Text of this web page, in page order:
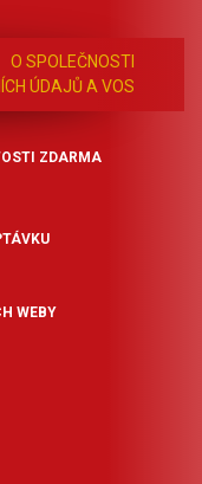
O SPOLEČNOSTI
ÚDAJŮ A VOS
ZDARMA
WEBY